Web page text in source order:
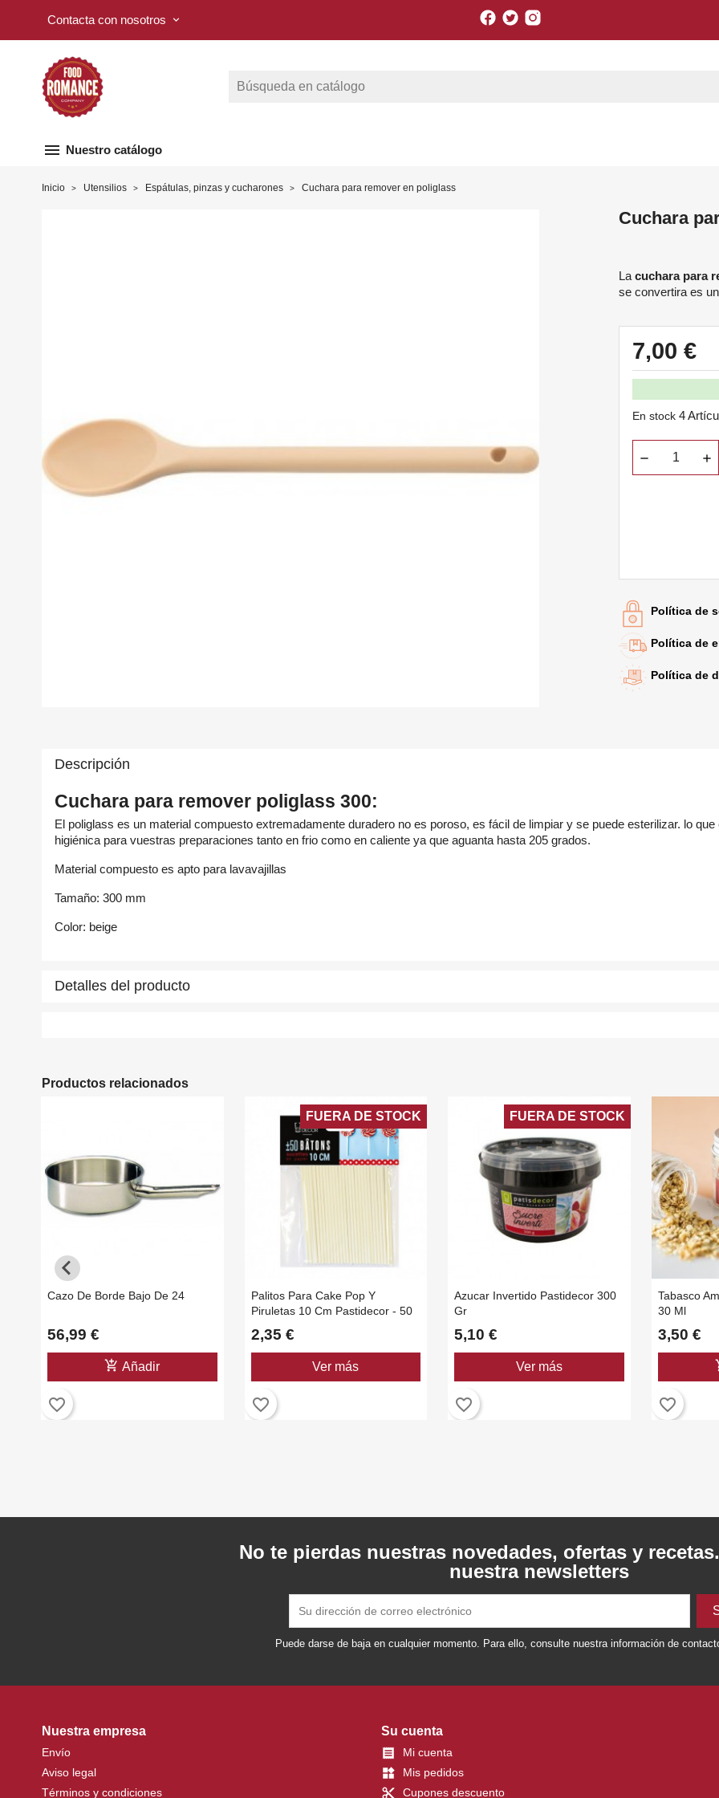
Contacta con nosotros keyboard_arrow_down Facebook
Twitter
menu Nuestro catálogo
Inicio Utensilios Espátulas, pinzas y cucharones Cuchara para remover en poliglass
Cuchara
Lacuchara para
se convertira es
7,00 €
En stock 4
Política de
Política de
Política de
Descripción
Cuchara para remover poliglass 300:
El poliglass es un material compuesto extremadamente duradero no es poroso, es fácil de limpiar y se puede esterilizar. lo
higiénica para vuestras preparaciones tanto en frio como en caliente ya que aguanta hasta 205 grados.
Material compuesto es apto para lavavajillas
Tamaño: 300 mm
Color: beige
Detalles del producto
Productos relacionados
Cazo De Borde Bajo De 24
56,99 €
add_shopping_cart Añadir
favorite_border
Palitos Para Cake Pop Y
Piruletas 10 Cm Pastidecor - 50
2,35 €
Ver más
FUERA DE STOCK
favorite_border
Azucar Invertido Pastidecor 300
Gr
5,10 €
Ver más
FUERA DE STOCK
favorite_border
Tabasco
30 Ml
3,50 €
favorite_border
No te pierdas nuestras novedades, ofertas y
nuestra newsletters
Puede darse de baja en cualquier momento. Para ello, consulte nuestra información de
Nuestra empresa
Envío
Aviso legal
Términos y condiciones
Su cuenta
 Mi cuenta
widgets Mis pedidos
content_cut Cupones descuento